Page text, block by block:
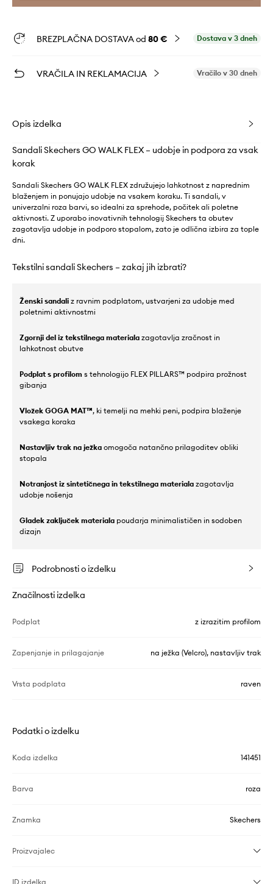
BREZPLAČNA DOSTAVA od 80 € Dostava v 3 dneh
VRAČILA IN REKLAMACIJA Vračilo v 30 dneh
Opis izdelka
Sandali Skechers GO WALK FLEX – udobje in podpora za vsak
korak
Sandali Skechers GO WALK FLEX združujejo lahkotnost z naprednim
blaženjem in ponujajo udobje na vsakem koraku. Ti sandali, v
univerzalni roza barvi, so idealni za sprehode, počitek ali poletne
aktivnosti. Z uporabo inovativnih tehnologij Skechers ta obutev
zagotavlja udobje in podporo stopalom, zato je odlična izbira za tople
dni.
Tekstilni sandali Skechers – zakaj jih izbrati?
Ženski sandali z ravnim podplatom, ustvarjeni za udobje med
poletnimi aktivnostmi
Zgornji del iz tekstilnega materiala zagotavlja zračnost in
lahkotnost obutve
Podplat s profilom s tehnologijo FLEX PILLARS™ podpira prožnost
gibanja
Vložek GOGA MAT™, ki temelji na mehki peni, podpira blaženje
vsakega koraka
Nastavljiv trak na ježka omogoča natančno prilagoditev obliki
stopala
Notranjost iz sintetičnega in tekstilnega materiala zagotavlja
udobje nošenja
Gladek zaključek materiala poudarja minimalističen in sodoben
dizajn
Podrobnosti o izdelku
Značilnosti izdelka
Podplat z izrazitim profilom
Zapenjanje in prilagajanje na ježka (Velcro), nastavljiv trak
Vrsta podplata raven
Podatki o izdelku
Koda izdelka 141451
Barva roza
Znamka Skechers
Proizvajalec
ID izdelka